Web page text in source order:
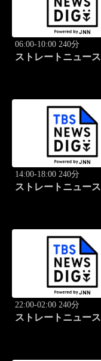
06:00-10:00 240分
ストレートニュース
14:00-18:00 240分
ストレートニュース
22:00-02:00 240分
ストレートニュース